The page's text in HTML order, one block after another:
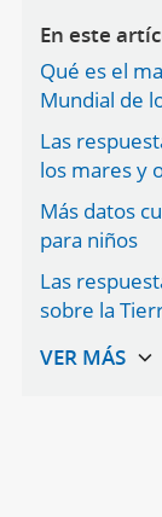
En este
Qué es el
Mundial de
Las
los mares y
Más datos
para niños
Las
sobre la